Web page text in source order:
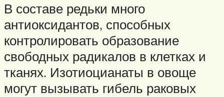
В составе редьки много
антиоксидантов, способных
контролировать образование
свободных радикалов в клетках и
тканях. Изотиоцианаты в овоще
могут вызывать гибель раковых